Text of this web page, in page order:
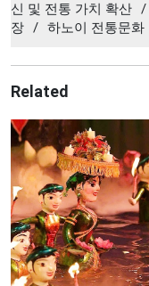
신 및 전통 가치 확산 /
장 / 하노이 전통문화
Related